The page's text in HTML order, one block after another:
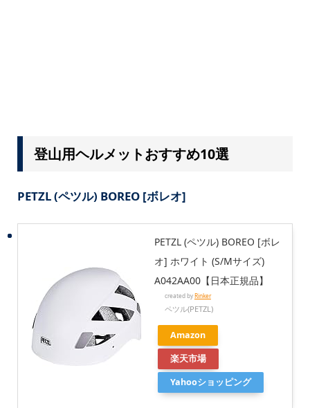
登山用ヘルメットおすすめ10選
PETZL (ペツル) BOREO [ボレオ]
PETZL (ペツル) BOREO [ボレ
オ] ホワイト (S/Mサイズ)
A042AA00【日本正規品】
created byRinker
ペツル(PETZL)
Amazon
楽天市場
Yahooショッピング